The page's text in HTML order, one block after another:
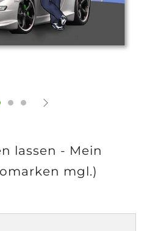
lassen - Mein
mgl.)